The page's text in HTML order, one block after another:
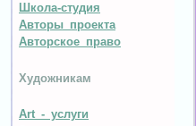
Школа-студия
Авторы проекта
Авторское право
Художникам
Art - услуги